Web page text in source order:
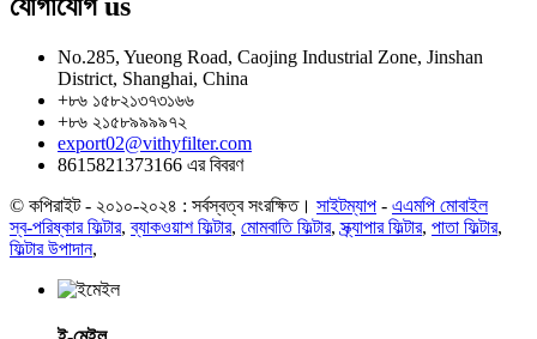
No.285, Yueong Road, Caojing Industrial Zone, Jinshan
District, Shanghai, China
+৮৬ ১৫৮২১৩৭৩১৬৬
+৮৬ ২১৫৮৯৯৯৯৭২
export02@vithyfilter.com
8615821373166 এর বিবরণ
© কপিরাইট - ২০১০-২০২৪ : সর্বস্বত্ব সংরক্ষিত। সাইটম্যাপ - এএমপি মোবাইল
স্ব-পরিষ্কার ফিল্টার,ব্যাকওয়াশ ফিল্টার, মোমবাতি ফিল্টার,স্ক্র্যাপার ফিল্টার, পাতা ফিল্টার,
ফিল্টার উপাদান,